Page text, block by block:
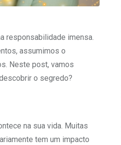
responsabilidade imensa.
assumimos o
Neste post, vamos
o segredo?
na sua vida. Muitas
tem um impacto